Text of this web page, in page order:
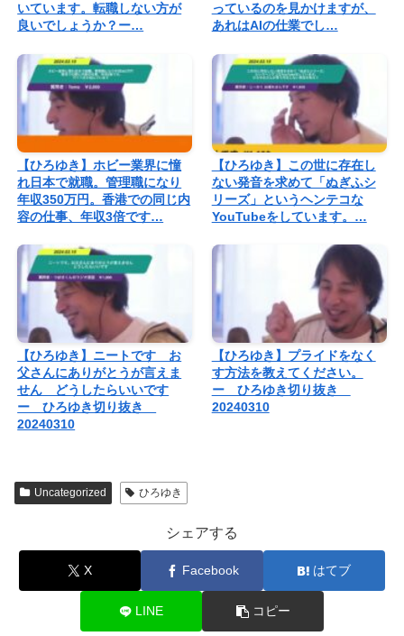
いています。転職しない方が
良いでしょうか？ー…
っているのを見かけますが、
あれはAIの仕業でし…
【ひろゆき】ホビー業界に憧
れ日本で就職。管理職になり
年収350万円。香港での同じ内
容の仕事、年収3倍です…
【ひろゆき】この世に存在し
ない発音を求めて「ぬぎふシ
リーズ」というヘンテコな
YouTubeをしています。…
【ひろゆき】ニートです お
父さんにありがとうが言えま
せん どうしたらいいです
ー ひろゆき切り抜き
20240310
【ひろゆき】プライドをなく
す方法を教えてください。
ー ひろゆき切り抜き
20240310
Uncategorized ひろゆき
シェアする
X Facebook はてブ
LINE コピー